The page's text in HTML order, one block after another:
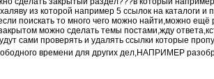
из которой например 5 ссылок на каталоги
поискать то много чего можно найти,можно
можно сделать темы постами,жду
сами проверять и удалять ссылки которые
времени для других дел,НАПРИМЕР